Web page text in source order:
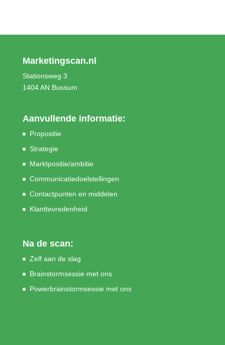
Marketingscan.nl
Stationsweg 3
1404 AN Bussum
Aanvullende informatie:
Propositie
Strategie
Marktpositie/ambitie
Communicatiedoelstellingen
Contactpunten en middelen
Klanttevredenheid
Na de scan:
Zelf aan de slag
Brainstormsessie met ons
Powerbrainstormsessie met ons